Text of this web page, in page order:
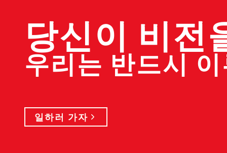
당신이 비전
우리는 반드시
일하러 가자